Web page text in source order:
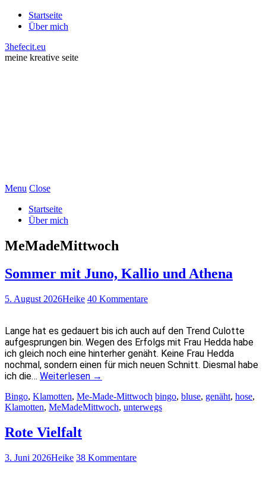
Startseite
Über mich
3hefecit.eu
meine kreative seite
Menu Close
Startseite
Über mich
MeMadeMittwoch
Sommer mit Juno, Kallio und Athena
5. August 2026Heike 40 Kommentare
Lange hat es gedauert bis ich auch auf den Trend Culotte
aufgesprungen bin. Wegen des Erfolgs mit Frau Hedda habe
ich gleich noch eine hinterher genäht. Keine Frau Hedda
nochmal, sondern einen für mich neuen Schnitt. Diesmal habe
ich die… Weiterlesen →
Bingo, Klamotten, Me-Made-Mittwoch bingo, bluse, genäht, hose,
Klamotten, MeMadeMittwoch, unterwegs
Rote Vielfalt
3. Juni 2026Heike 38 Kommentare